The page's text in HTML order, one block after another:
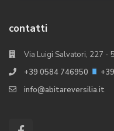
contatti
Via Luigi Salvatori, 227 -
+39 0584 746950
info@abitareversilia.it